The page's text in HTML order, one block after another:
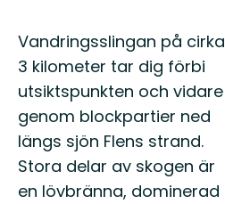
Beskrivning
Vandringsslingan på cirka
3 kilometer tar dig förbi
utsiktspunkten och vidare
genom blockpartier ned
längs sjön Flens strand.
Stora delar av skogen är
en lövbränna, dominerad